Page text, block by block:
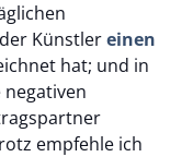
Künstlereinen
hat; und in
empfehle ich